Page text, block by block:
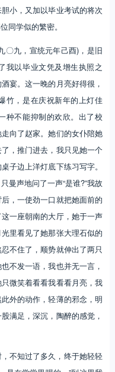
小，又加以毕业考试的将次
同学似的繁密。
九，宣统元年己酉)，是旧
我以毕业文凭及增生执照之
宴。这一晚的月亮好得很，
竹，是在庆祝新年的上灯佳
种不能抑制的欢欣。出了校
向了赵家。她们的女仆陪她
，推门进去，我只见她一个
子边上洋灯底下练习写字。
曼声地问了一声“是谁?”我故
，一使劲一口就把她面前的
一座朝南的大厅，她于一声
里看见了她那张大理石似的
不住了，顺势就伸出了两只
不发一语，我也并无一言，
微笑着看看我看看月亮，我
外的动作，轻薄的邪念，明
满足，深沉，陶醉的感觉，
不知过了多久，终于她轻轻